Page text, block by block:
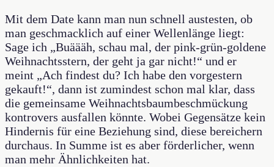
Mit dem Date kann man nun schnell austesten, ob
man geschmacklich auf einer Wellenlänge liegt:
Sage ich „Buäääh, schau mal, der pink-grün-goldene
Weihnachtsstern, der geht ja gar nicht!“ und er
meint „Ach findest du? Ich habe den vorgestern
gekauft!“, dann ist zumindest schon mal klar, dass
die gemeinsame Weihnachtsbaumbeschmückung
kontrovers ausfallen könnte. Wobei Gegensätze kein
Hindernis für eine Beziehung sind, diese bereichern
durchaus. In Summe ist es aber förderlicher, wenn
man mehr Ähnlichkeiten hat.